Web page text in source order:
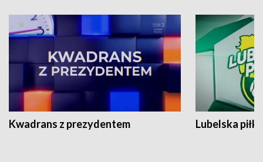
Kwadrans z prezydentem Lubelska piłka